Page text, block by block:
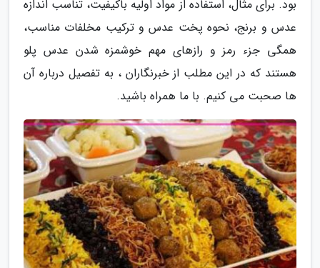
بود. برای مثال، استفاده از مواد اولیه باکیفیت، تناسب اندازه
عدس و برنج، نحوه پخت عدس و ترکیب مخلفات مناسب،
همگی جزء رمز و رازهای مهم خوشمزه شدن عدس پلو
هستند که در این مطلب از خبرنگاران ، به تفصیل درباره آن
ها صحبت می کنیم. با ما همراه باشید.